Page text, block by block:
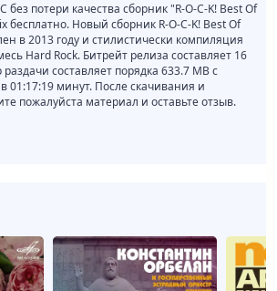
без потери качества сборник "R-O-C-K! Best Of
бесплатно. Новый сборник R-O-C-K! Best Of
в 2013 году и стилистически компиляция
Hard Rock. Битрейт релиза составляет 16
составляет порядка 633.7 MB с
01:17:19 минут. После скачивания и
пожалуйста материал и оставьте отзыв.